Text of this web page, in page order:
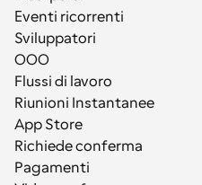
Eventi ricorrenti
Sviluppatori
OOO
Flussi di lavoro
Riunioni Instantanee
App Store
Richiede conferma
Pagamenti